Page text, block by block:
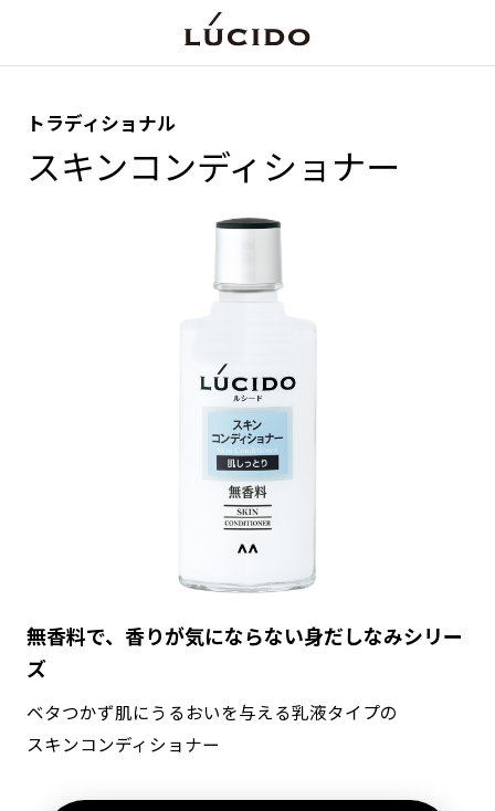
トラディショナル
スキンコンディショナー
無香料で、香りが気にならない身だしなみシリー
ズ
ベタつかず肌にうるおいを与える乳液タイプの
スキンコンディショナー